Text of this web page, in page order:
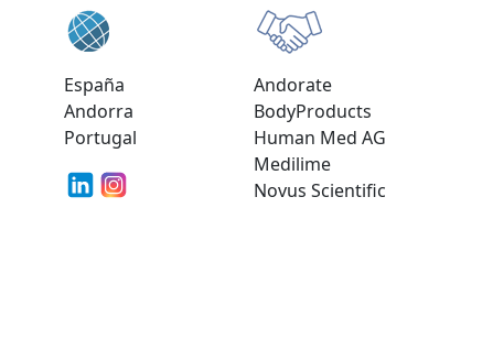
España
Andorra
Portugal
Andorate
BodyProducts
Human Med AG
Medilime
Novus Scientific